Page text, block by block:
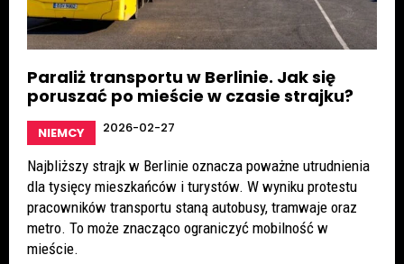
Paraliż transportu w Berlinie. Jak się
poruszać po mieście w czasie strajku?
NIEMCY 2026-02-27
Najbliższy strajk w Berlinie oznacza poważne utrudnienia
dla tysięcy mieszkańców i turystów. W wyniku protestu
pracowników transportu staną autobusy, tramwaje oraz
metro. To może znacząco ograniczyć mobilność w
mieście.